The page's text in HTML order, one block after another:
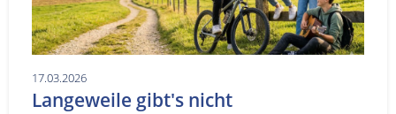
17.03.2026
Langeweile gibt's nicht